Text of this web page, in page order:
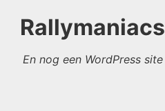
Rallymaniacs
En nog een WordPress site